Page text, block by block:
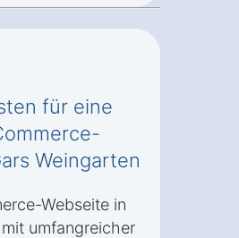
für eine
Weingarten
Webseite in
umfangreicher